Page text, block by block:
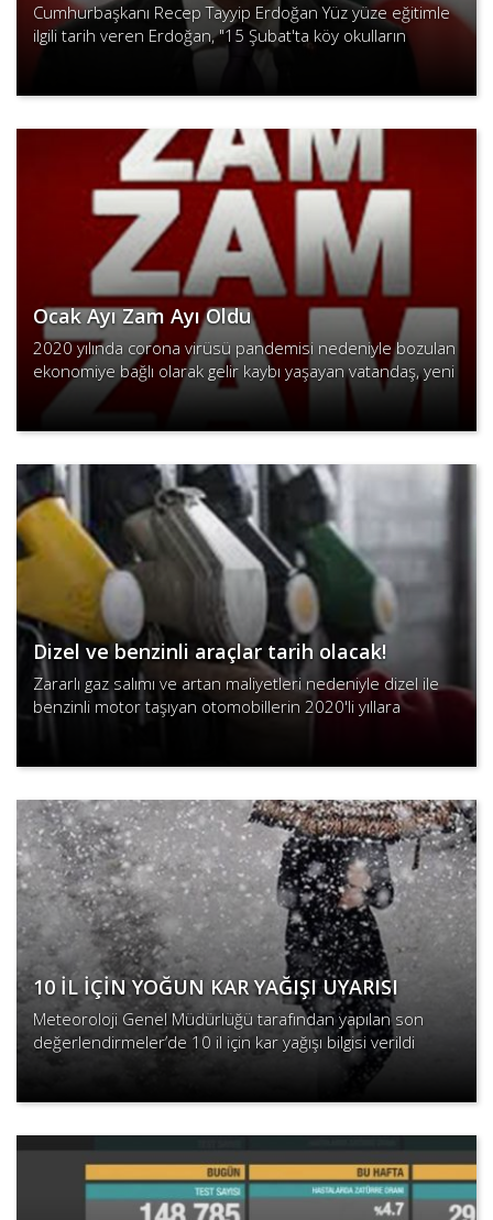
Cumhurbaşkanı Recep Tayyip Erdoğan Yüz yüze eğitimle
ilgili tarih veren Erdoğan, "15 Şubat'ta köy okulların
Ocak Ayı Zam Ayı Oldu
2020 yılında corona virüsü pandemisi nedeniyle bozulan
ekonomiye bağlı olarak gelir kaybı yaşayan vatandaş, yeni
yılla zamlarla şok üstüne şok yaşadılar.
Devamını Oku
Dizel ve benzinli araçlar tarih olacak!
Zararlı gaz salımı ve artan maliyetleri nedeniyle dizel ile
benzinli motor taşıyan otomobillerin 2020'li yıllara
girilmesiyle beraber tahtı sallanmaya başladı.
10 İL İÇİN YOĞUN KAR YAĞIŞI UYARISI
Meteoroloji Genel Müdürlüğü tarafından yapılan son
değerlendirmeler’de 10 il için kar yağışı bilgisi verildi